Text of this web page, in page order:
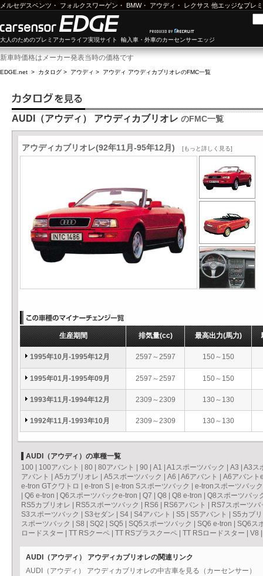
メルセデスベンツ ・ フォルクスワーゲン ・ BMW・ アウディ ・ レクサス 他エッジなプレ
大人のためのプレミアカーライフ実現サイト 輸入車・外車のカーセンサーエッジ
新車時価格はメーカー発表当時の価格です
EDGE.net > カタログ > アウディ > アウディ アウディカブリオレのFMC一覧
AUDI（アウディ） アウディカブリオレ のFMC一覧
アウディカブリオレ(92年11月-95年12月) [もっと詳しく見る]
生産期間 排気量(cc) 最高出力(馬力)
1995年10月-1995年12月 2597～2597 150～150
1995年01月-1995年09月 2597～2597 150～150
1993年11月-1994年12月 2309～2309 130～130
1992年11月-1993年10月 2309～2309 130～130
AUDI（アウディ）の車種一覧
100
100アバント 80 80アバント 90 A1 A1スポーツバック A3
A3ス
アバント
A5カブリオレ A5スポーツバック A6 A6アバント
A6アバント
e-tron GTクワトロ
e-tron S e-tron Sスポーツバック
e-tronスポーツバック
Q6 e-tron Q6スポーツバックe-tron Q7 Q8 Q8 e-tron
Q8スポーツバッ
RS5カブリオレ
RS5スポーツバック RS6 RS6アバント
RS7スポーツバ
S3スポーツバック
S3セダン S4 S4アバント S5 S5アバント
S5カブ
スポーツバック
S8 SQ2 SQ5 SQ5スポーツバック SQ6 e-tron
SQ6ス
ロードスター
TT RSクーペ TT RSプラスクーペ TT RSロードスター V8
AUDI（アウディ） アウディカブリオレの関連リンク
AUDI（アウディ） アウディカブリオレの中古車を見る（カーセンサー）